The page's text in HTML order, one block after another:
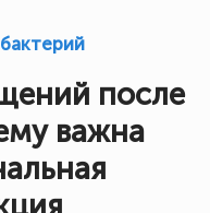
после
важна